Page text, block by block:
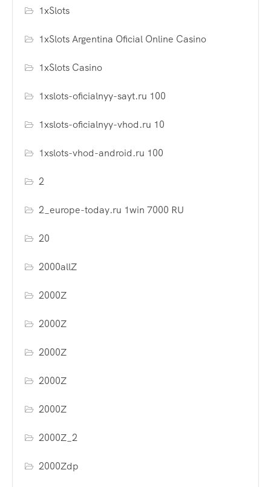
1xSlots
1xSlots Argentina Oficial Online Casino
1xSlots Casino
1xslots-oficialnyy-sayt.ru 100
1xslots-oficialnyy-vhod.ru 10
1xslots-vhod-android.ru 100
2
2_europe-today.ru 1win 7000 RU
20
2000allZ
2000Z
2000Z
2000Z
2000Z
2000Z
2000Z_2
2000Zdp